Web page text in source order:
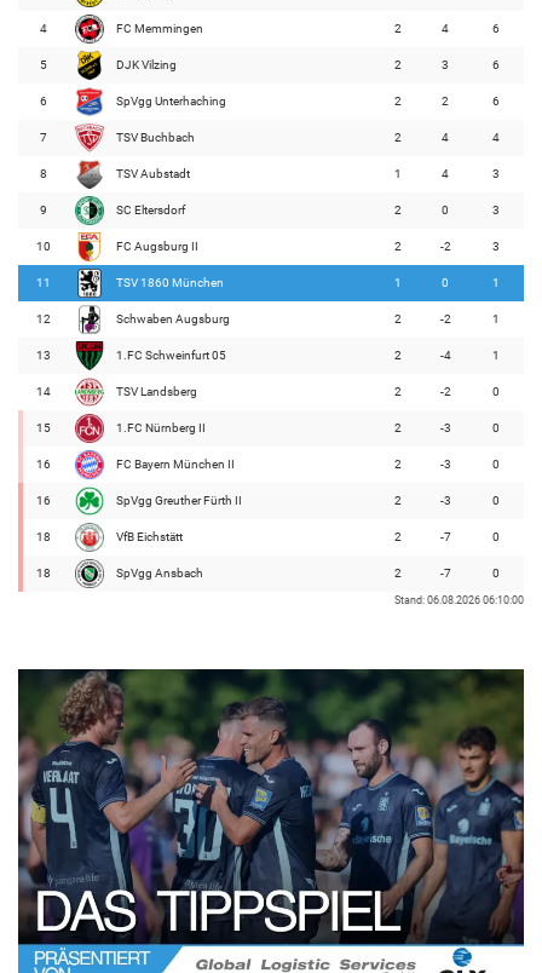
4 FC Memmingen 2 4 6
5 DJK Vilzing 2 3 6
6 SpVgg Unterhaching 2 2 6
7 TSV Buchbach 2 4 4
8 TSV Aubstadt 1 4 3
9 SC Eltersdorf 2 0 3
10 FC Augsburg II 2 -2 3
11 TSV 1860 München 1 0 1
12 Schwaben Augsburg 2 -2 1
13 1.FC Schweinfurt 05 2 -4 1
14 TSV Landsberg 2 -2 0
15 1.FC Nürnberg II 2 -3 0
16 FC Bayern München II 2 -3 0
16 SpVgg Greuther Fürth II 2 -3 0
18 VfB Eichstätt 2 -7 0
18 SpVgg Ansbach 2 -7 0
Stand: 06.08.2026 06:10:00